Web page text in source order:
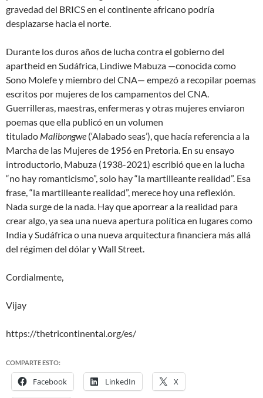
gravedad del BRICS en el continente africano podría
desplazarse hacia el norte.
Durante los duros años de lucha contra el gobierno del
apartheid en Sudáfrica, Lindiwe Mabuza —conocida como
Sono Molefe y miembro del CNA— empezó a recopilar poemas
escritos por mujeres de los campamentos del CNA.
Guerrilleras, maestras, enfermeras y otras mujeres enviaron
poemas que ella publicó en un volumen
titulado Malibongwe (‘Alabado seas’), que hacía referencia a la
Marcha de las Mujeres de 1956 en Pretoria. En su ensayo
introductorio, Mabuza (1938-2021) escribió que en la lucha
“no hay romanticismo”, solo hay “la martilleante realidad”. Esa
frase, “la martilleante realidad”, merece hoy una reflexión.
Nada surge de la nada. Hay que aporrear a la realidad para
crear algo, ya sea una nueva apertura política en lugares como
India y Sudáfrica o una nueva arquitectura financiera más allá
del régimen del dólar y Wall Street.
Cordialmente,
Vijay
https://thetricontinental.org/es/
COMPARTE ESTO:
Facebook LinkedIn X